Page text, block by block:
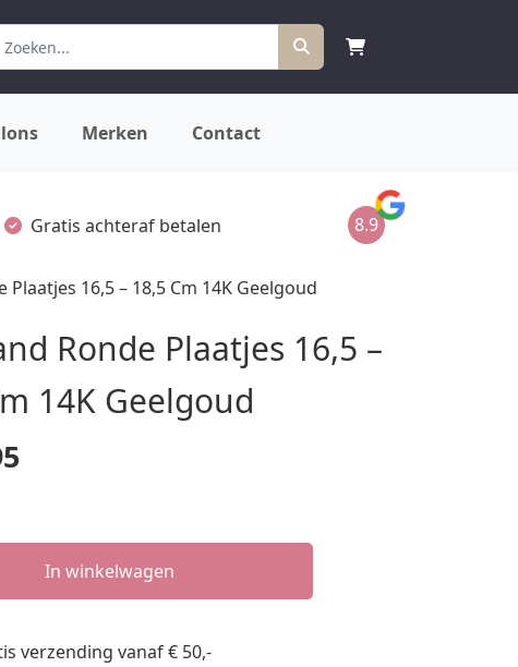
Merken Contact
Gratis achteraf betalen 8.9
16,5 – 18,5 Cm 14K Geelgoud
Ronde Plaatjes 16,5 –
14K Geelgoud
In winkelwagen
verzending vanaf € 50,-